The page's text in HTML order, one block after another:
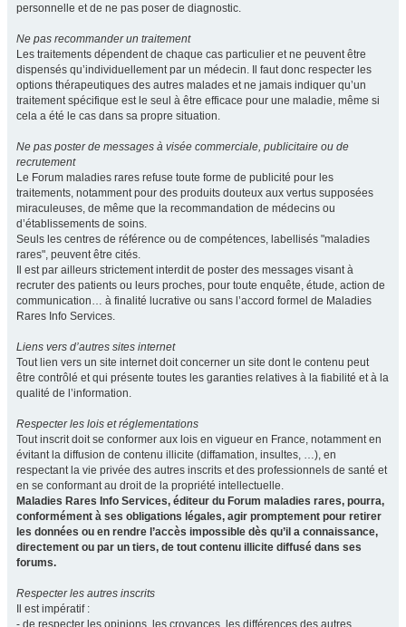
personnelle et de ne pas poser de diagnostic.
Ne pas recommander un traitement
Les traitements dépendent de chaque cas particulier et ne peuvent être
dispensés qu’individuellement par un médecin. Il faut donc respecter les
options thérapeutiques des autres malades et ne jamais indiquer qu’un
traitement spécifique est le seul à être efficace pour une maladie, même si
cela a été le cas dans sa propre situation.
Ne pas poster de messages à visée commerciale, publicitaire ou de
recrutement
Le Forum maladies rares refuse toute forme de publicité pour les
traitements, notamment pour des produits douteux aux vertus supposées
miraculeuses, de même que la recommandation de médecins ou
d’établissements de soins.
Seuls les centres de référence ou de compétences, labellisés "maladies
rares", peuvent être cités.
Il est par ailleurs strictement interdit de poster des messages visant à
recruter des patients ou leurs proches, pour toute enquête, étude, action de
communication… à finalité lucrative ou sans l’accord formel de Maladies
Rares Info Services.
Liens vers d’autres sites internet
Tout lien vers un site internet doit concerner un site dont le contenu peut
être contrôlé et qui présente toutes les garanties relatives à la fiabilité et à la
qualité de l’information.
Respecter les lois et réglementations
Tout inscrit doit se conformer aux lois en vigueur en France, notamment en
évitant la diffusion de contenu illicite (diffamation, insultes, …), en
respectant la vie privée des autres inscrits et des professionnels de santé et
en se conformant au droit de la propriété intellectuelle.
Maladies Rares Info Services, éditeur du Forum maladies rares, pourra,
conformément à ses obligations légales, agir promptement pour retirer
les données ou en rendre l’accès impossible dès qu’il a connaissance,
directement ou par un tiers, de tout contenu illicite diffusé dans ses
forums.
Respecter les autres inscrits
Il est impératif :
- de respecter les opinions, les croyances, les différences des autres